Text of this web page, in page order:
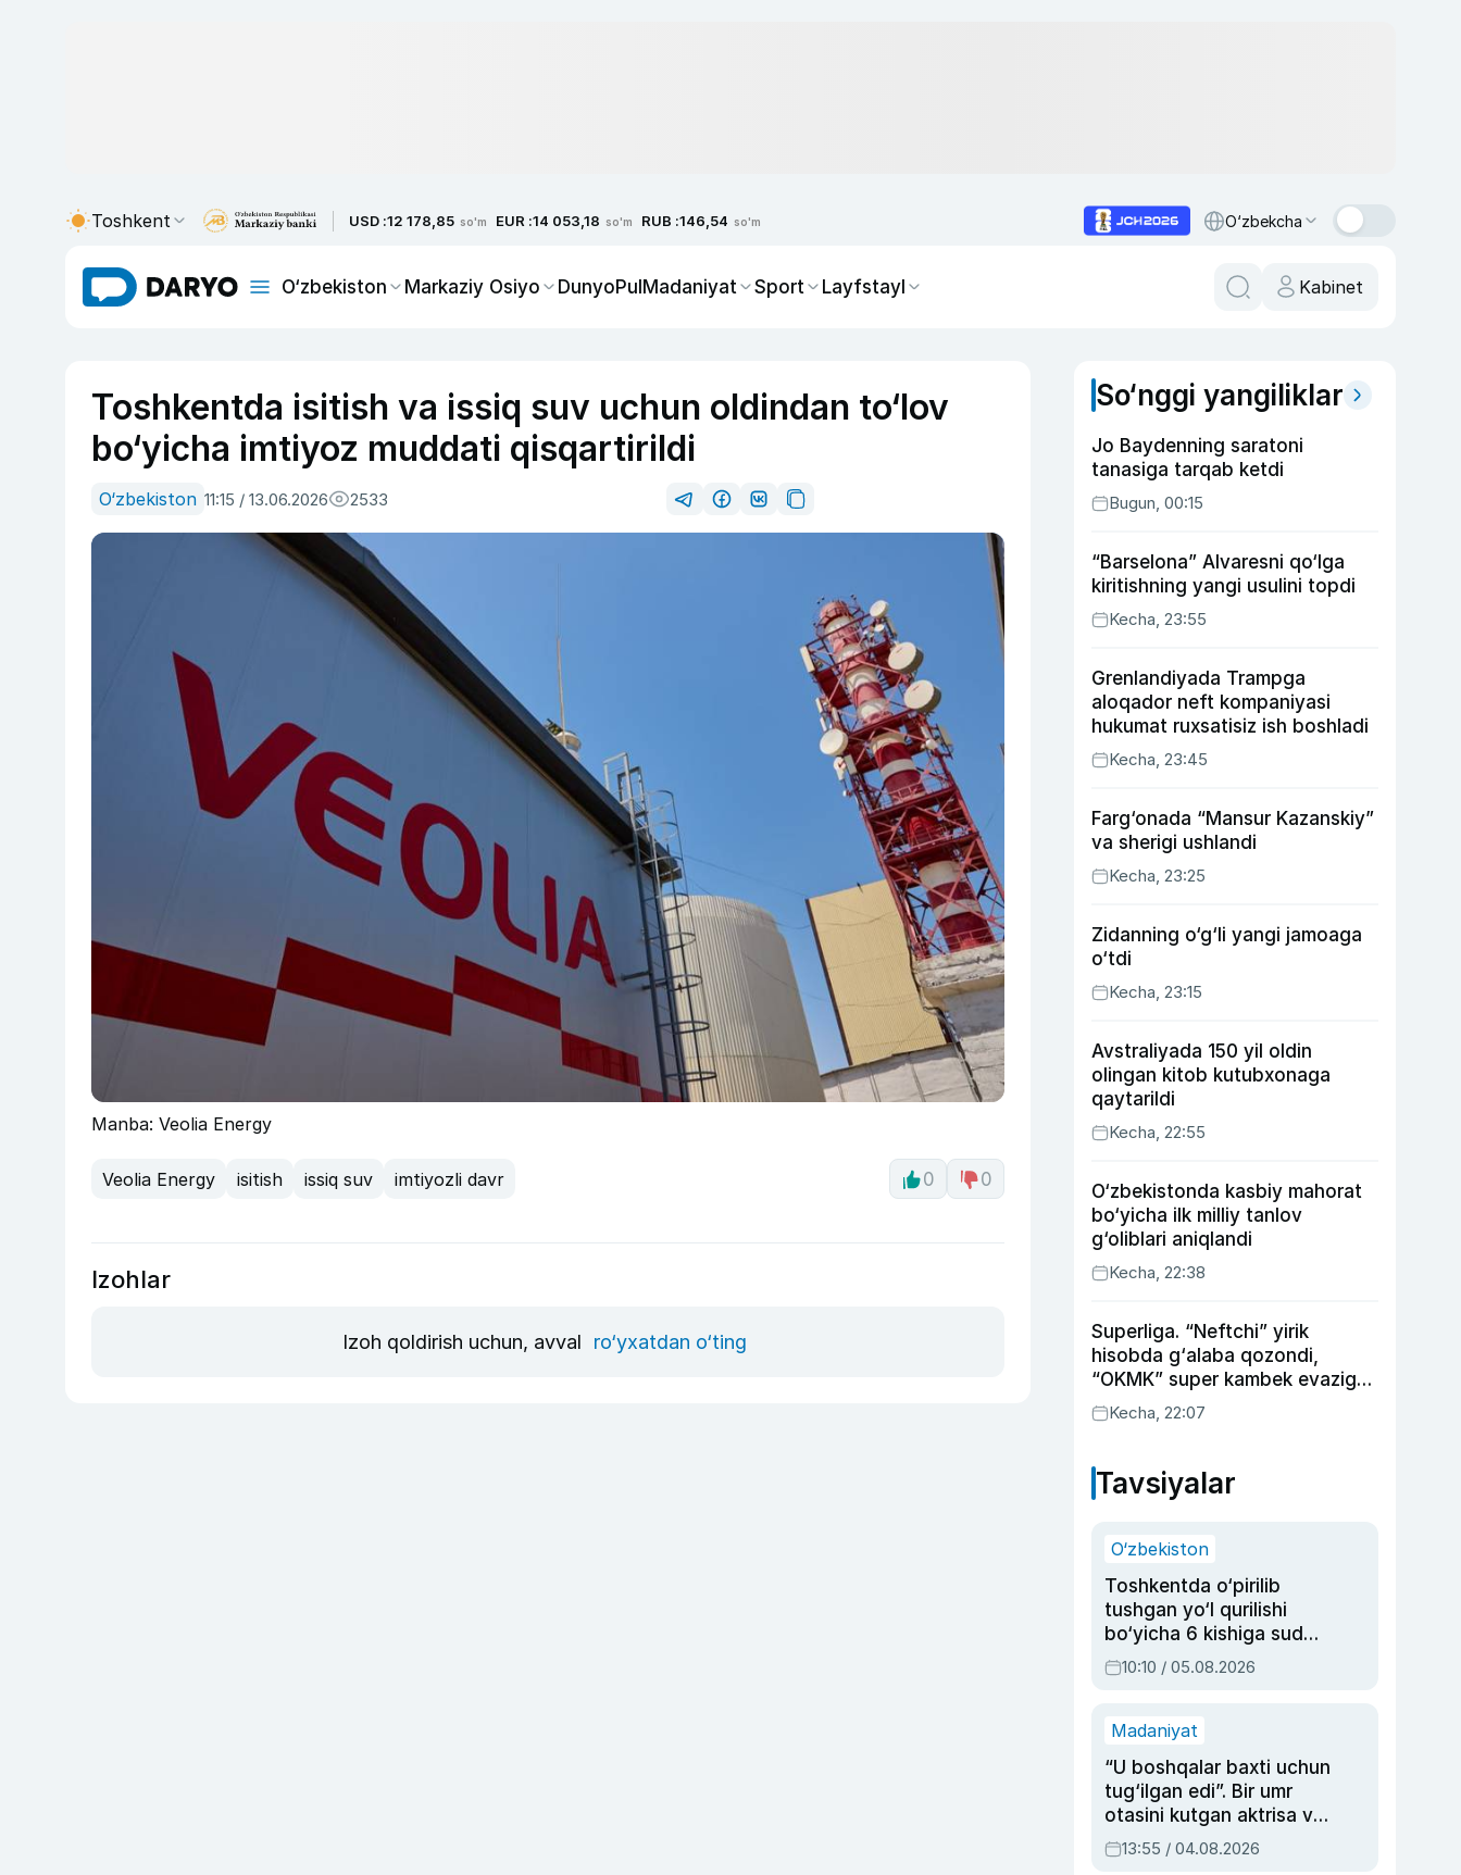
Toshkent USD :12 178,85 so'm EUR :14 053,18 so'm RUB :146,54 so'm O‘zbekcha
O‘zbekiston Markaziy Osiyo DunyoPulMadaniyat Sport Layfstayl Kabinet
Toshkentda isitish va issiq suv uchun oldindan to‘lov
bo‘yicha imtiyoz muddati qisqartirildi
O‘zbekiston 11:15 / 13.06.2026 2533
Manba: Veolia Energy
Veolia Energy isitish issiq suv imtiyozli davr 0 0
Izohlar
Izoh qoldirish uchun, avval ro‘yxatdan o‘ting
So‘nggi yangiliklar
Jo Baydenning saratoni
tanasiga tarqab ketdi
Bugun, 00:15
“Barselona” Alvaresni qo‘lga
kiritishning yangi usulini topdi
Kecha, 23:55
Grenlandiyada Trampga
aloqador neft kompaniyasi
hukumat ruxsatisiz ish boshladi
Kecha, 23:45
Farg‘onada “Mansur Kazanskiy”
va sherigi ushlandi
Kecha, 23:25
Zidanning o‘g‘li yangi jamoaga
o‘tdi
Kecha, 23:15
Avstraliyada 150 yil oldin
olingan kitob kutubxonaga
qaytarildi
Kecha, 22:55
O‘zbekistonda kasbiy mahorat
bo‘yicha ilk milliy tanlov
g‘oliblari aniqlandi
Kecha, 22:38
Superliga. “Neftchi” yirik
hisobda g‘alaba qozondi,
“OKMK” super kambek evaziga
“Bunyodkor”dan ustun keldi,
“Nasaf” durang qayd etdi
Kecha, 22:07
Tavsiyalar
O‘zbekiston
Toshkentda o‘pirilib
tushgan yo‘l qurilishi
bo‘yicha 6 kishiga sud
hukmi o‘qildi
10:10 / 05.08.2026
Madaniyat
“U boshqalar baxti uchun
tug‘ilgan edi”. Bir umr
otasini kutgan aktrisa va
dublyaj ustasi Rimma
Ahmedovaning
13:55 / 04.08.2026